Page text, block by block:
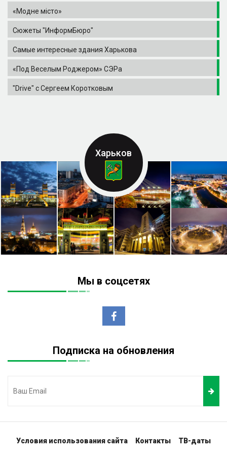
«Модне місто»
Сюжеты "ИнформБюро"
Самые интересные здания Харькова
«Под Веселым Роджером» СЭРа
"Drive" с Сергеем Коротковым
Харьков
Мы в соцсетях
Подписка на обновления
Условия использования сайта Контакты ТВ-даты